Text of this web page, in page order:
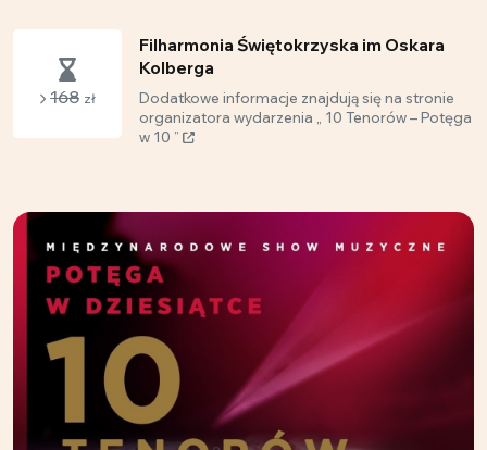
168 zł
Filharmonia Świętokrzyska im Oskara
Kolberga
Dodatkowe informacje znajdują się na stronie
organizatora wydarzenia „ 10 Tenorów – Potęga
w 10 ”